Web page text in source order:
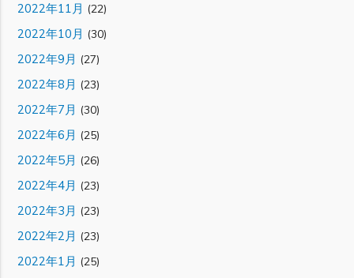
2022年11月 (22)
2022年10月 (30)
2022年9月 (27)
2022年8月 (23)
2022年7月 (30)
2022年6月 (25)
2022年5月 (26)
2022年4月 (23)
2022年3月 (23)
2022年2月 (23)
2022年1月 (25)